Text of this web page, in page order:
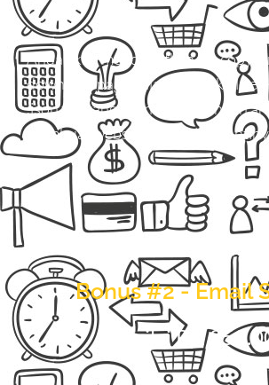
Anda akan mendapatkan file copy
download page dalam bentuk file
.json file yang akan memudahkan
membuat website penjualan
Bonus #2 - Email
(Senilai Rp.